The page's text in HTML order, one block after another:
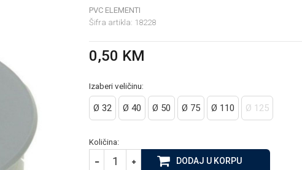
PVC ELEMENTI
Šifra artikla: 18228
0,50 KM
Izaberi veličinu:
Ø 32 Ø 40 Ø 50 Ø 75 Ø 110 Ø 125
Količina:
DODAJ U KORPU